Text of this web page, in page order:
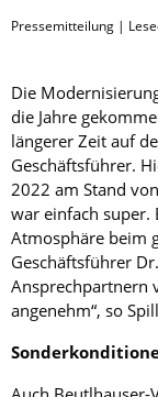
Pressemitteilung |
Die
die Jahre
längerer Zeit auf
Geschäftsführer.
2022 am Stand
war einfach super.
Atmosphäre beim
Geschäftsführer
Ansprechpartnern
angenehm“, so